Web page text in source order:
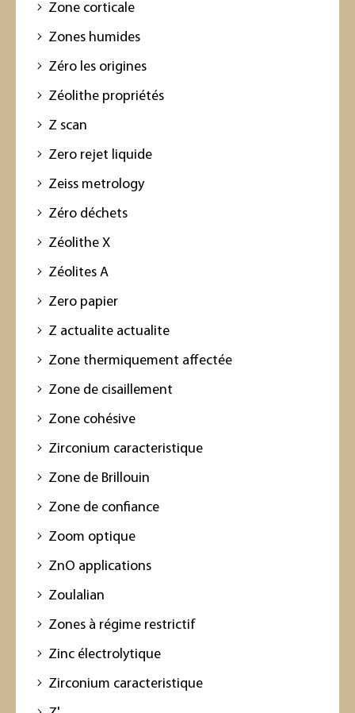
Zone corticale
Zones humides
Zéro les origines
Zéolithe propriétés
Z scan
Zero rejet liquide
Zeiss metrology
Zéro déchets
Zéolithe X
Zéolites A
Zero papier
Z actualite actualite
Zone thermiquement affectée
Zone de cisaillement
Zone cohésive
Zirconium caracteristique
Zone de Brillouin
Zone de confiance
Zoom optique
ZnO applications
Zoulalian
Zones à régime restrictif
Zinc électrolytique
Zirconium caracteristique